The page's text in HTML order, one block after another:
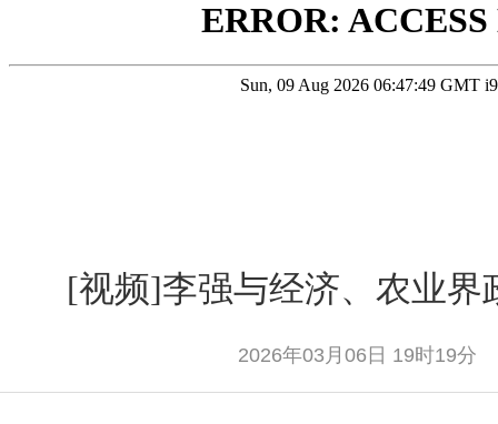
[视频]李强与经济、农业界
2026年03月06日 19时19分